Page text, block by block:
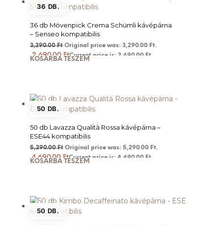
36 DB.
36 db Mövenpick Crema Schümli kávépárna
– Senseo kompatibilis
3,290.00Ft Original price was: 3,290.00 Ft.
2,690.00 FtCurrent price is: 2,690.00 Ft.
KOSÁRBA TESZEM
50 DB.
50 db Lavazza Qualità Rossa kávépárna –
ESE44 kompatibilis
5,290.00Ft Original price was: 5,290.00 Ft.
4,690.00 FtCurrent price is: 4,690.00 Ft.
KOSÁRBA TESZEM
50 DB.